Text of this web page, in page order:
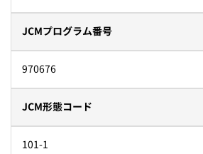
JCMプログラム番号
970676
JCM形態コード
101-1